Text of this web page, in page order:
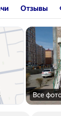
Отзывы
Все